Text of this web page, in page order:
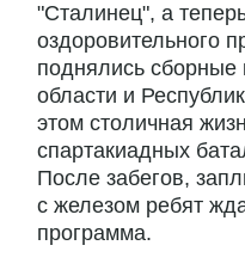
"Сталинец", а
оздоровительного
поднялись
области и
этом столичная
спартакиадных
После забегов,
с железом ребят
программа.